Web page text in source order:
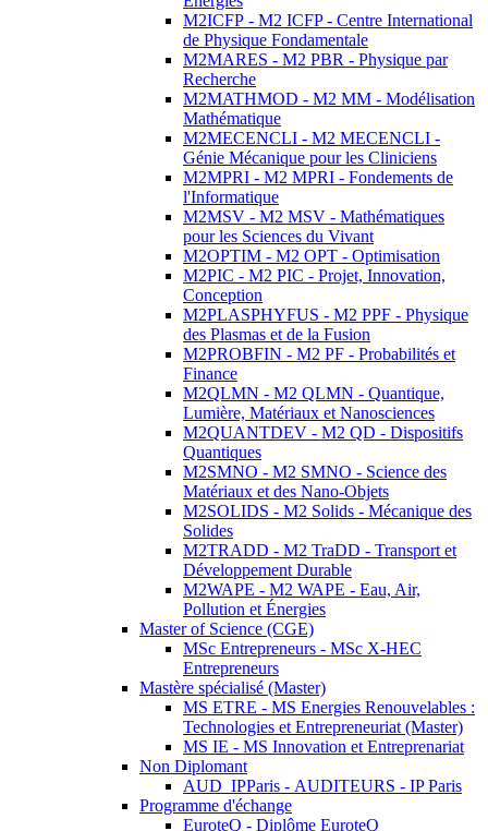
M2ICFP - M2 ICFP - Centre International
de Physique Fondamentale
M2MARES - M2 PBR - Physique par
Recherche
M2MATHMOD - M2 MM - Modélisation
Mathématique
M2MECENCLI - M2 MECENCLI -
Génie Mécanique pour les Cliniciens
M2MPRI - M2 MPRI - Fondements de
l'Informatique
M2MSV - M2 MSV - Mathématiques
pour les Sciences du Vivant
M2OPTIM - M2 OPT - Optimisation
M2PIC - M2 PIC - Projet, Innovation,
Conception
M2PLASPHYFUS - M2 PPF - Physique
des Plasmas et de la Fusion
M2PROBFIN - M2 PF - Probabilités et
Finance
M2QLMN - M2 QLMN - Quantique,
Lumière, Matériaux et Nanosciences
M2QUANTDEV - M2 QD - Dispositifs
Quantiques
M2SMNO - M2 SMNO - Science des
Matériaux et des Nano-Objets
M2SOLIDS - M2 Solids - Mécanique des
Solides
M2TRADD - M2 TraDD - Transport et
Développement Durable
M2WAPE - M2 WAPE - Eau, Air,
Pollution et Énergies
Master of Science (CGE)
MSc Entrepreneurs - MSc X-HEC
Entrepreneurs
Mastère spécialisé (Master)
MS ETRE - MS Energies Renouvelables :
Technologies et Entrepreneuriat (Master)
MS IE - MS Innovation et Entreprenariat
Non Diplomant
AUD_IPParis - AUDITEURS - IP Paris
Programme d'échange
EuroteQ - Diplôme EuroteQ